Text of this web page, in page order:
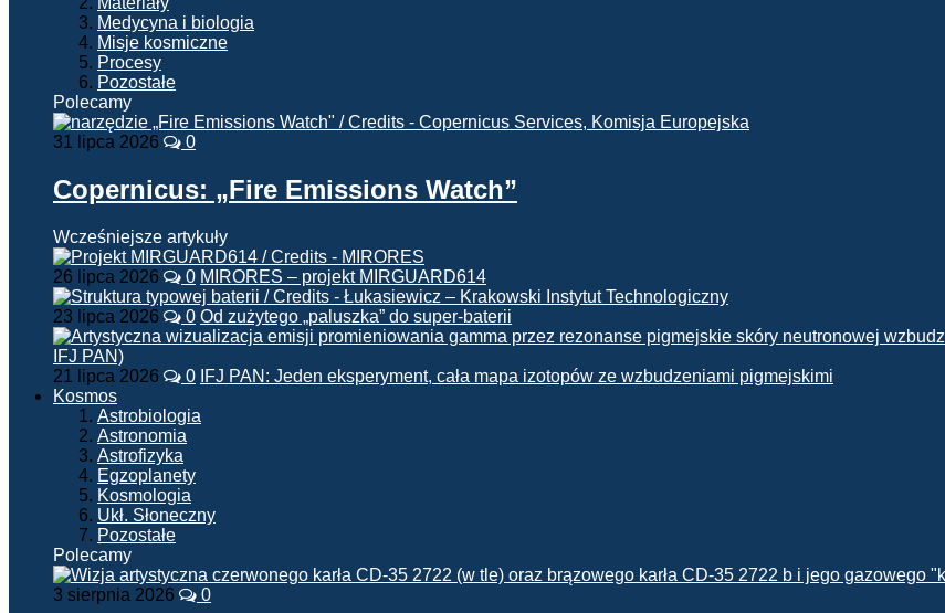
Medycyna i biologia
Misje kosmiczne
Procesy
Pozostałe
Polecamy
31 lipca 2026 0
Copernicus: „Fire Emissions Watch”
Wcześniejsze artykuły
26 lipca 2026 0 MIRORES – projekt MIRGUARD614
23 lipca 2026 0 Od zużytego „paluszka” do super-baterii
21 lipca 2026 0 IFJ PAN: Jeden eksperyment, cała mapa izotopów ze wzbudzeniami pigmejskimi
Kosmos
Astrobiologia
Astronomia
Astrofizyka
Egzoplanety
Kosmologia
Ukł. Słoneczny
Pozostałe
Polecamy
3 sierpnia 2026 0